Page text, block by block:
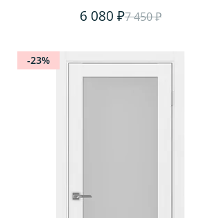
6 080 ₽7 450 ₽
-23%